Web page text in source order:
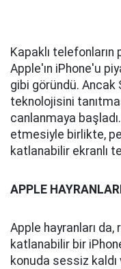
Kapaklı
Apple'ın iPhone'u
gibi göründü.
teknolojisini
canlanmaya
etmesiyle birlikte,
katlanabilir ekranlı
APPLE
Apple hayranları
katlanabilir bir
konuda sessiz